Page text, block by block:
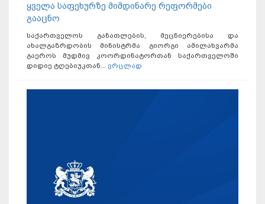
ყველა საფეხურზე მიმდინარე რეფორმები
გააცნო
საქართველოს განათლების, მეცნიერებისა და
ახალგაზრდობის მინისტრმა გიორგი ამილახვარმა
გაეროს მუდმივ კოორდინატორთან საქართველოში
დიდიე ტღებიუკთან... ვრცლად